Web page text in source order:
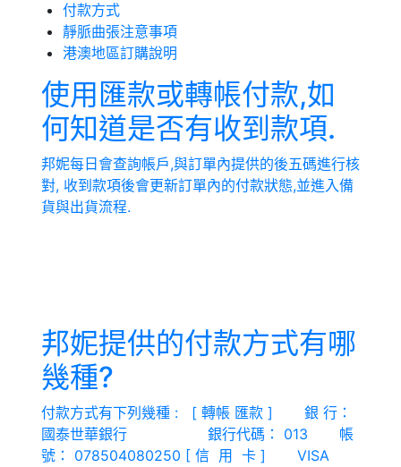
付款方式
靜脈曲張注意事項
港澳地區訂購說明
使用匯款或轉帳付款,如
何知道是否有收到款項.
邦妮每日會查詢帳戶,與訂單內提供的後五碼進行核
對, 收到款項後會更新訂單內的付款狀態,並進入備
貨與出貨流程.
邦妮提供的付款方式有哪
幾種?
付款方式有下列幾種 : [ 轉帳 匯款 ] 銀 行：
國泰世華銀行 銀行代碼： 013 帳
號： 078504080250 [ 信 用 卡 ] VISA